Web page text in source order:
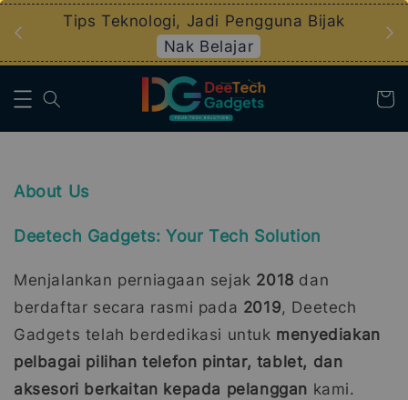
Tips Teknologi, Jadi Pengguna Bijak
Nak Belajar
About Us
Deetech Gadgets: Your Tech Solution
Menjalankan perniagaan sejak 2018 dan
berdaftar secara rasmi pada 2019, Deetech
Gadgets telah berdedikasi untuk menyediakan
pelbagai pilihan telefon pintar, tablet, dan
aksesori berkaitan kepada pelanggan kami.